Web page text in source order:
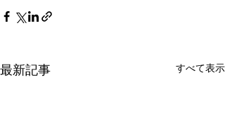
最新記事 すべて表示